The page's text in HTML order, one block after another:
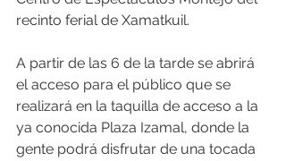
recinto ferial de Xamatkuil.
A partir de las 6 de la tarde se abrirá
el acceso para el público que se
realizará en la taquilla de acceso a la
ya conocida Plaza Izamal, donde la
gente podrá disfrutar de una tocada